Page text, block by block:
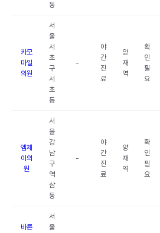
동
카모
마일
의원
서
울
서
초
구
서
초
동
-
야
간
진
료
양
재
역
확
인
필
요
엠제
이의
원
서
울
강
남
구
역
삼
동
-
야
간
진
료
양
재
역
확
인
필
요
바른
서
울